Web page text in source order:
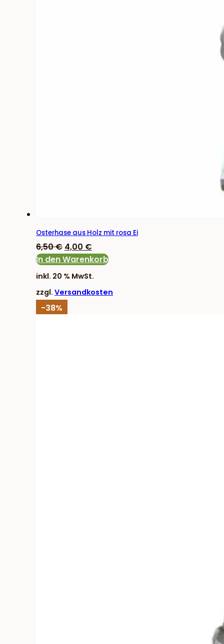
Osterhase aus Holz mit rosa Ei
6,50€ Ursprünglicher
Preis
war:
4,00 €Aktueller
Preis
In den Warenkorb
inkl. 20 % MwSt.
zzgl. Versandkosten
-38%